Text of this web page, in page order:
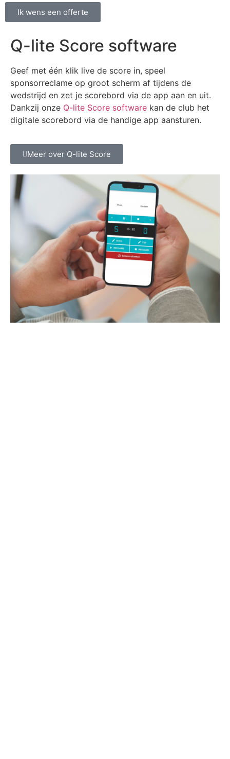
Ik wens een offerte
Q-lite Score software
Geef met één klik live de score in, speel
sponsorreclame op groot scherm af tijdens de
wedstrijd en zet je scorebord via de app aan en uit.
Dankzij onze Q-lite Score software kan de club het
digitale scorebord via de handige app aansturen.
Meer over Q-lite Score